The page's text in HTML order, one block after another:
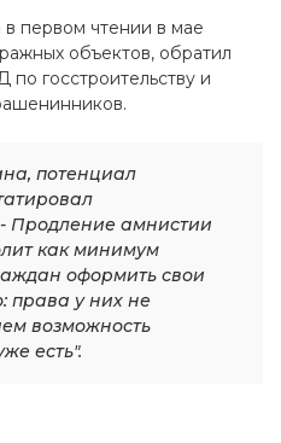
первом чтении в мае
объектов, обратил
по госстроительству и
потенциал
Продление амнистии
как минимум
оформить свои
права у них не
возможность
есть".